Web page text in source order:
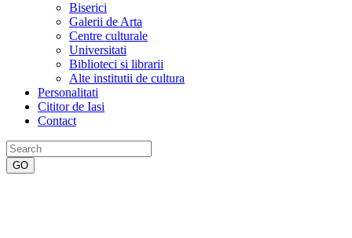
Biserici
Galerii de Arta
Centre culturale
Universitati
Biblioteci si librarii
Alte institutii de cultura
Personalitati
Cititor de Iasi
Contact